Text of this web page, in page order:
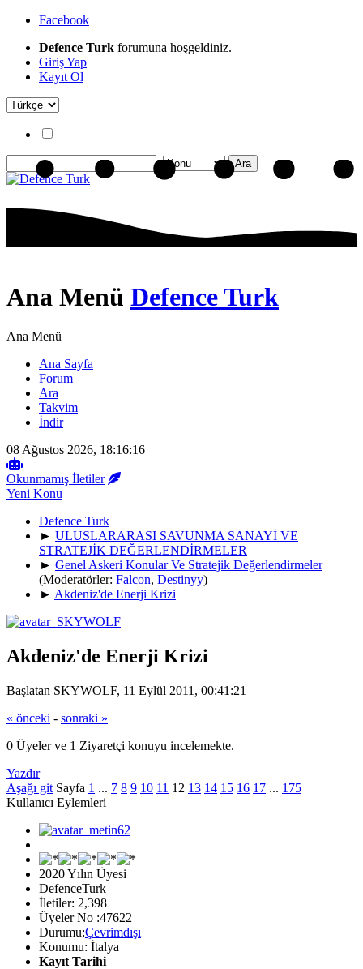
Facebook
Defence Turk forumuna hoşgeldiniz.
Giriş Yap
Kayıt Ol
Ana Menü Defence Turk
Ana Menü
Ana Sayfa
Forum
Ara
Takvim
İndir
08 Ağustos 2026, 18:16:16
Okunmamış İletiler
Yeni Konu
Defence Turk
► ULUSLARARASI SAVUNMA SANAYİ VE
STRATEJİK DEĞERLENDİRMELER
► Genel Askeri Konular Ve Stratejik Değerlendirmeler
(Moderatörler: Falcon, Destinyy)
► Akdeniz'de Enerji Krizi
Akdeniz'de Enerji Krizi
Başlatan SKYWOLF, 11 Eylül 2011, 00:41:21
« önceki - sonraki »
0 Üyeler ve 1 Ziyaretçi konuyu incelemekte.
Yazdır
Aşağı git Sayfa 1 ... 7 8 9 10 11 12 13 14 15 16 17 ... 175
Kullanıcı Eylemleri
2020 Yılın Üyesi
DefenceTurk
İletiler: 2,398
Üyeler No :47622
Durumu:Çevrimdışı
Konumu: İtalya
Kayıt Tarihi